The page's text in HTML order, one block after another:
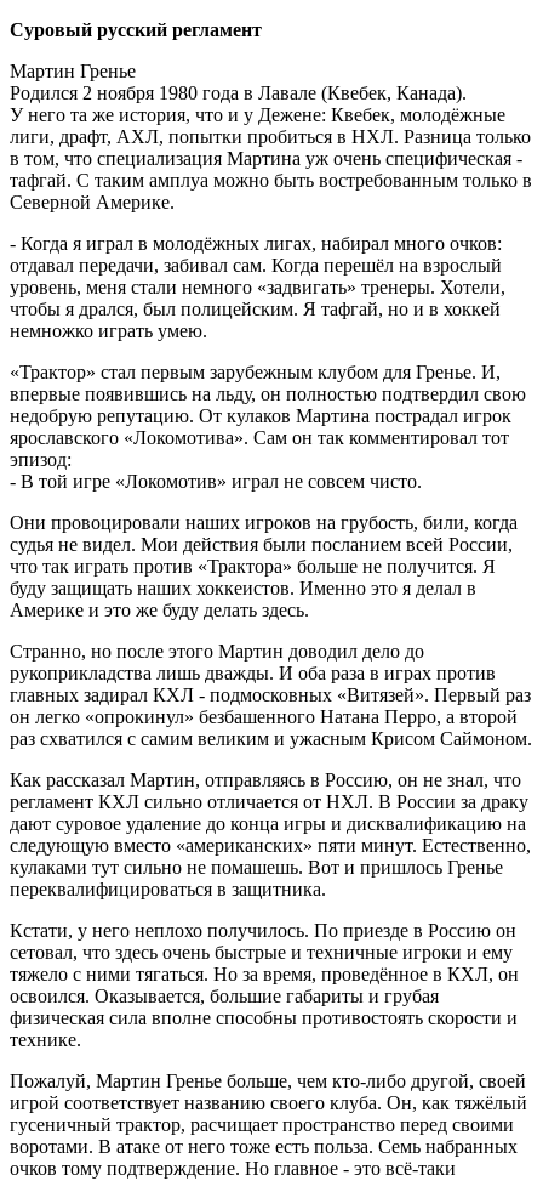
Суровый русский регламент
Мартин Гренье
Родился 2 ноября 1980 года в Лавале (Квебек, Канада).
У него та же история, что и у Дежене: Квебек, молодёжные
лиги, драфт, АХЛ, попытки пробиться в НХЛ. Разница только
в том, что специализация Мартина уж очень специфическая -
тафгай. С таким амплуа можно быть востребованным только в
Северной Америке.
- Когда я играл в молодёжных лигах, набирал много очков:
отдавал передачи, забивал сам. Когда перешёл на взрослый
уровень, меня стали немного «задвигать» тренеры. Хотели,
чтобы я дрался, был полицейским. Я тафгай, но и в хоккей
немножко играть умею.
«Трактор» стал первым зарубежным клубом для Гренье. И,
впервые появившись на льду, он полностью подтвердил свою
недобрую репутацию. От кулаков Мартина пострадал игрок
ярославского «Локомотива». Сам он так комментировал тот
эпизод:
- В той игре «Локомотив» играл не совсем чисто.
Они провоцировали наших игроков на грубость, били, когда
судья не видел. Мои действия были посланием всей России,
что так играть против «Трактора» больше не получится. Я
буду защищать наших хоккеистов. Именно это я делал в
Америке и это же буду делать здесь.
Странно, но после этого Мартин доводил дело до
рукоприкладства лишь дважды. И оба раза в играх против
главных задирал КХЛ - подмосковных «Витязей». Первый раз
он легко «опрокинул» безбашенного Натана Перро, а второй
раз схватился с самим великим и ужасным Крисом Саймоном.
Как рассказал Мартин, отправляясь в Россию, он не знал, что
регламент КХЛ сильно отличается от НХЛ. В России за драку
дают суровое удаление до конца игры и дисквалификацию на
следующую вместо «американских» пяти минут. Естественно,
кулаками тут сильно не помашешь. Вот и пришлось Гренье
переквалифицироваться в защитника.
Кстати, у него неплохо получилось. По приезде в Россию он
сетовал, что здесь очень быстрые и техничные игроки и ему
тяжело с ними тягаться. Но за время, проведённое в КХЛ, он
освоился. Оказывается, большие габариты и грубая
физическая сила вполне способны противостоять скорости и
технике.
Пожалуй, Мартин Гренье больше, чем кто-либо другой, своей
игрой соответствует названию своего клуба. Он, как тяжёлый
гусеничный трактор, расчищает пространство перед своими
воротами. В атаке от него тоже есть польза. Семь набранных
очков тому подтверждение. Но главное - это всё-таки